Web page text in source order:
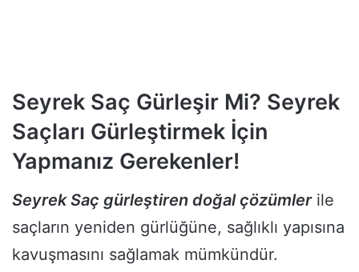
Seyrek Saç Gürleşir Mi? Seyrek
Saçları Gürleştirmek İçin
Yapmanız Gerekenler!
Seyrek Saç gürleştiren doğal çözümlerile
saçların yeniden gürlüğüne, sağlıklı yapısına
kavuşmasını sağlamak mümkündür.